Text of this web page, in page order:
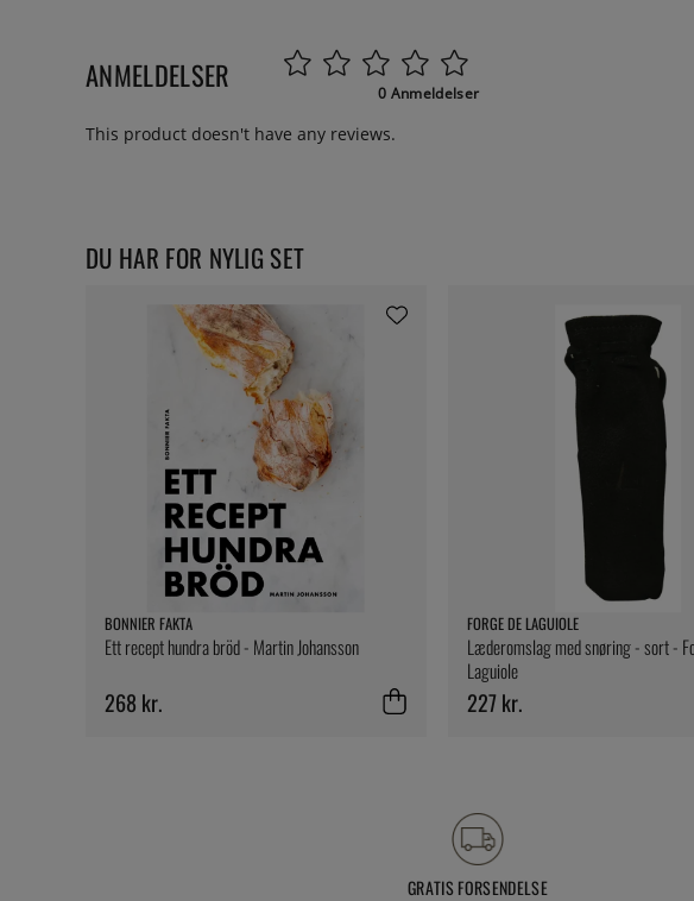
ANMELDELSER 0 Anmeldelser
This product doesn't have any reviews.
DU HAR FOR NYLIG SET
BONNIER FAKTA
Ett recept hundra bröd - Martin Johansson
268 kr.
FORGE DE LAGUIOLE
Læderomslag med snøring - sort -
Laguiole
227 kr.
GRATIS FORSENDELSE